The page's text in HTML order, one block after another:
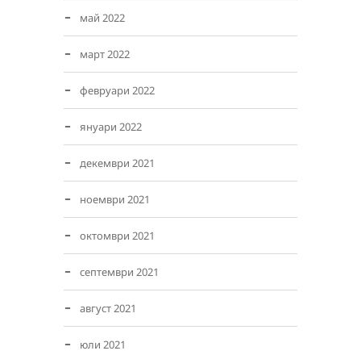
май 2022
март 2022
февруари 2022
януари 2022
декември 2021
ноември 2021
октомври 2021
септември 2021
август 2021
юли 2021